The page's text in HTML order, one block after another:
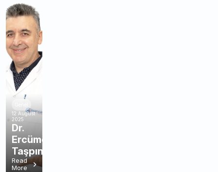
12 August
2025
Dr.
Ercüment
Taşpınar
Read
More